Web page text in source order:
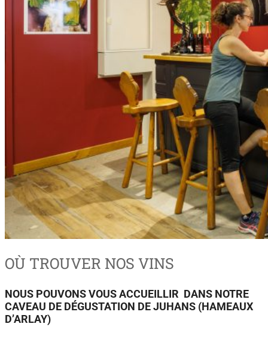
OÙ TROUVER NOS VINS
NOUS POUVONS VOUS ACCUEILLIR DANS NOTRE
CAVEAU DE DÉGUSTATION DE JUHANS (HAMEAUX
D’ARLAY)